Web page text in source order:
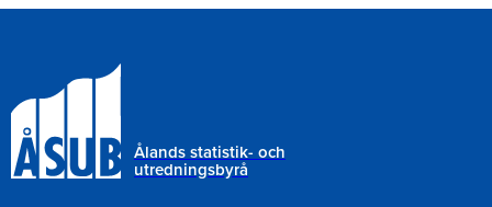
Ålands statistik- och
utredningsbyrå